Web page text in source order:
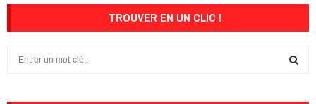
TROUVER EN UN CLIC !